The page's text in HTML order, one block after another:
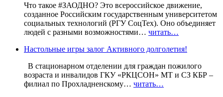
Что такое #ЗАОДНО? Это всероссийское движение,
созданное Российским государственным университетом
социальных технологий (РГУ СоцТех). Оно объединяет
людей с разными возможностями… читать…
Настольные игры залог Активного долголетия!
В стационарном отделении для граждан пожилого
возраста и инвалидов ГКУ «РКЦСОН» МТ и СЗ КБР –
филиал по Прохладненскому… читать…